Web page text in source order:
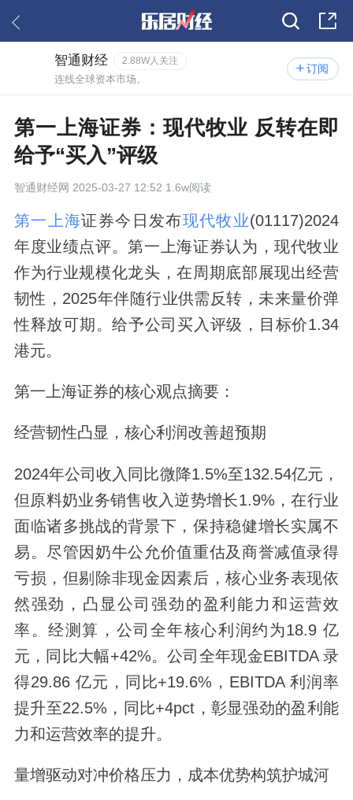
订阅
智通财经 2.88W人关注
连线全球资本市场。
第一上海证券：现代牧业 反转在即
给予“买入”评级
智通财经网 2025-03-27 12:52 1.6w阅读
第一上海证券今日发布现代牧业(01117)2024
年度业绩点评。第一上海证券认为，现代牧业
作为行业规模化龙头，在周期底部展现出经营
韧性，2025年伴随行业供需反转，未来量价弹
性释放可期。给予公司买入评级，目标价1.34
港元。
第一上海证券的核心观点摘要：
经营韧性凸显，核心利润改善超预期
2024年公司收入同比微降1.5%至132.54亿元，
但原料奶业务销售收入逆势增长1.9%，在行业
面临诸多挑战的背景下，保持稳健增长实属不
易。尽管因奶牛公允价值重估及商誉减值录得
亏损，但剔除非现金因素后，核心业务表现依
然强劲，凸显公司强劲的盈利能力和运营效
率。经测算，公司全年核心利润约为18.9 亿
元，同比大幅+42%。公司全年现金EBITDA 录
得29.86 亿元，同比+19.6%，EBITDA 利润率
提升至22.5%，同比+4pct，彰显强劲的盈利能
力和运营效率的提升。
量增驱动对冲价格压力，成本优势构筑护城河